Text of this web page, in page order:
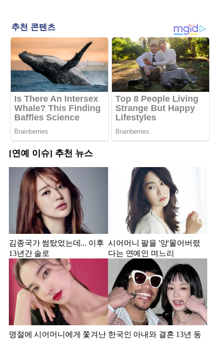
[연예 이슈] 추천 뉴스
김종국가 썸탔었는데... 이후
13년간 솔로
시어머니 팔을 '앙'물어버렸
다는 연예인 며느리
명절에 시어머니에게 쫓겨난 한국인 아내와 결혼 13년 동